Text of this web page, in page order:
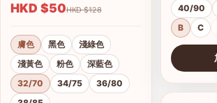
HKD $50 HKD $128
膚色 黑色
淺綠色
淺黃色
粉色
深藍色
32/70
34/75
36/80
40/90
B
C
查看圖片